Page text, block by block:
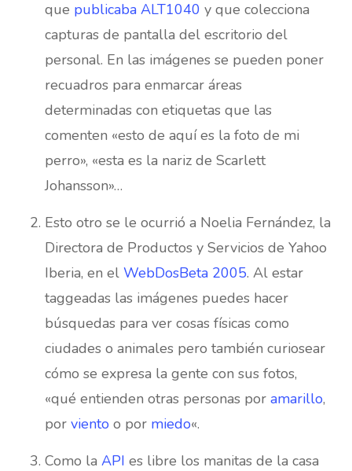
que publicaba ALT1040 y que colecciona
capturas de pantalla del escritorio del
personal. En las imágenes se pueden poner
recuadros para enmarcar áreas
determinadas con etiquetas que las
comenten «esto de aquí es la foto de mi
perro», «esta es la nariz de Scarlett
Johansson»…
Esto otro se le ocurrió a Noelia Fernández, la
Directora de Productos y Servicios de Yahoo
Iberia, en el WebDosBeta 2005. Al estar
taggeadas las imágenes puedes hacer
búsquedas para ver cosas físicas como
ciudades o animales pero también curiosear
cómo se expresa la gente con sus fotos,
«qué entienden otras personas por amarillo,
por vientoo por miedo«.
Como la API es libre los manitas de la casa